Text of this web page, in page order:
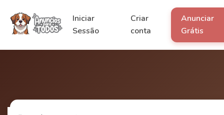
Iniciar
Sessão
Criar
conta
Anunciar
Grátis